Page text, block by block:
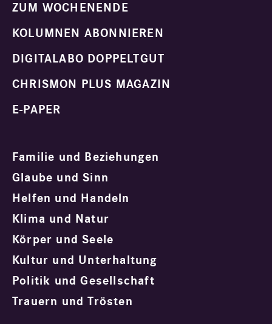
ZUM WOCHENENDE
KOLUMNEN ABONNIEREN
DIGITALABO DOPPELTGUT
CHRISMON PLUS MAGAZIN
E-PAPER
Familie und Beziehungen
Glaube und Sinn
Helfen und Handeln
Klima und Natur
Körper und Seele
Kultur und Unterhaltung
Politik und Gesellschaft
Trauern und Trösten